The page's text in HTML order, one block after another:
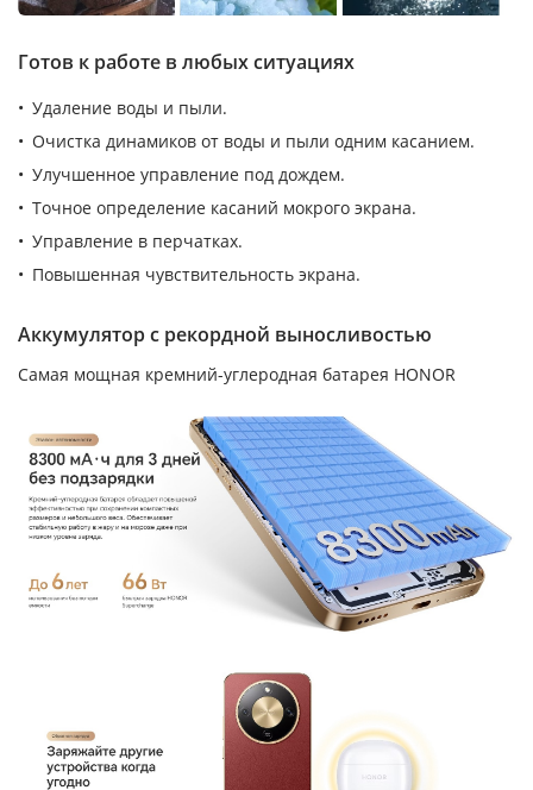
Готов к работе в любых ситуациях
Удаление воды и пыли.
Очистка динамиков от воды и пыли одним касанием.
Улучшенное управление под дождем.
Точное определение касаний мокрого экрана.
Управление в перчатках.
Повышенная чувствительность экрана.
Аккумулятор с рекордной выносливостью
Самая мощная кремний-углеродная батарея HONOR